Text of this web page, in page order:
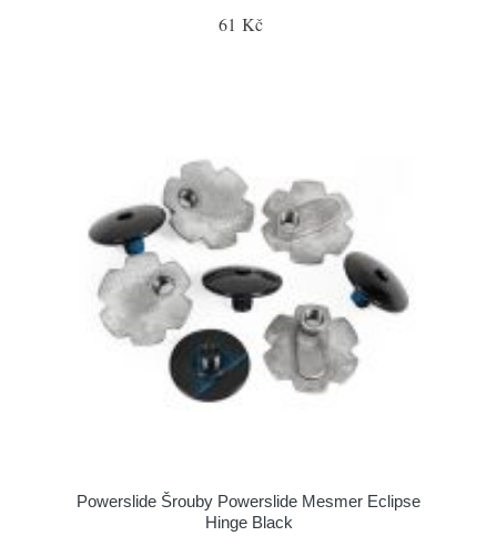
61 Kč
Powerslide Šrouby Powerslide Mesmer Eclipse
Hinge Black